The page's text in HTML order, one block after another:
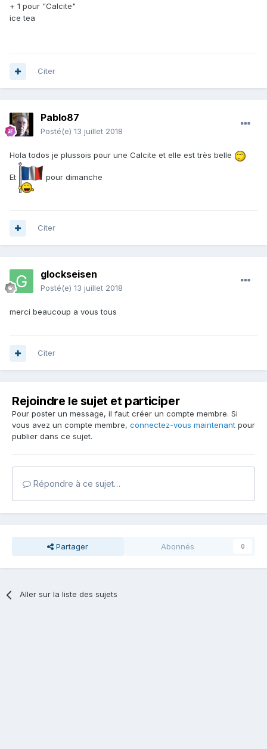
+ 1 pour "Calcite"
ice tea
Citer
Pablo87
Posté(e) 13 juillet 2018
Hola todos je plussois pour une Calcite et elle est très belle
Et pour dimanche
Citer
glockseisen
Posté(e) 13 juillet 2018
merci beaucoup a vous tous
Citer
Rejoindre le sujet et participer
Pour poster un message, il faut créer un compte membre. Si
vous avez un compte membre, connectez-vous maintenant pour
publier dans ce sujet.
Répondre à ce sujet…
Partager Abonnés 0
Aller sur la liste des sujets